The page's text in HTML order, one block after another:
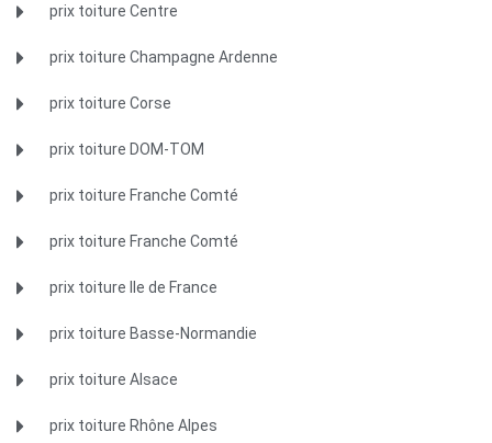
prix toiture Centre
prix toiture Champagne Ardenne
prix toiture Corse
prix toiture DOM-TOM
prix toiture Franche Comté
prix toiture Franche Comté
prix toiture Ile de France
prix toiture Basse-Normandie
prix toiture Alsace
prix toiture Rhône Alpes